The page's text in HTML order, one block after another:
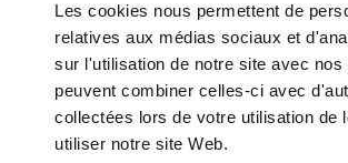
Les cookies nous permettent de
relatives aux médias sociaux et
sur l'utilisation de notre site avec
peuvent combiner celles-ci avec
collectées lors de votre utilisation
utiliser notre site Web.